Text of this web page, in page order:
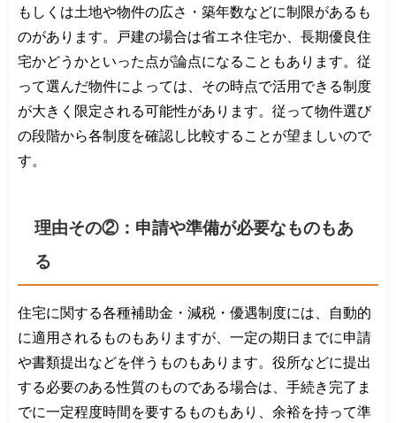
もしくは土地や物件の広さ・築年数などに制限があるも
のがあります。戸建の場合は省エネ住宅か、長期優良住
宅かどうかといった点が論点になることもあります。従
って選んだ物件によっては、その時点で活用できる制度
が大きく限定される可能性があります。従って物件選び
の段階から各制度を確認し比較することが望ましいので
す。
理由その②：申請や準備が必要なものもあ
る
住宅に関する各種補助金・減税・優遇制度には、自動的
に適用されるものもありますが、一定の期日までに申請
や書類提出などを伴うものもあります。役所などに提出
する必要のある性質のものである場合は、手続き完了ま
でに一定程度時間を要するものもあり、余裕を持って準